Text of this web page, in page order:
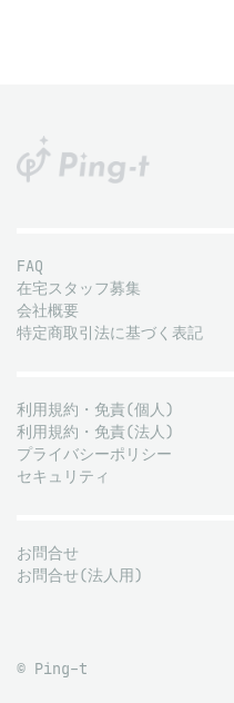
FAQ
在宅スタッフ募集
会社概要
特定商取引法に基づく表記
利用規約・免責(個人)
利用規約・免責(法人)
プライバシーポリシー
セキュリティ
お問合せ
お問合せ(法人用)
© Ping-t